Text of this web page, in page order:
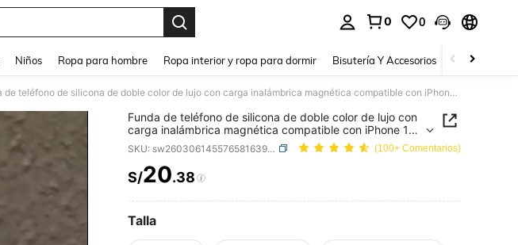
0 0
Niños Ropa para hombre Ropa interior y ropa para dormir Bisutería Y Accesorios Zapatos
Funda de teléfono de silicona de doble color de lujo con carga inalámbrica magnética compatible con iPhone 17 Pro Max, 17 Pro, 17, 16, 15, 14, 13 Pro Max, cubierta protectora de silicona a prueba de golpes
Funda de teléfono de silicona de doble color de lujo con
carga inalámbrica magnética compatible con iPhone 17
Pro Max, 17 Pro, 17, 16, 15, 14, 13 Pro Max, cubierta
protectora de silicona a prueba de golpes
SKU: sw260306145576581639715 (100+ Comentarios)
PRICE AND AVAILABILITY
S/20.38
Talla